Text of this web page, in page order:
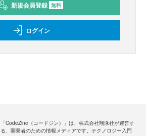
新規会員登録 無料
ログイン
「CodeZine（コードジン）」は、株式会社翔泳社が運営す
る、開発者のための情報メディアです。テクノロジー入門